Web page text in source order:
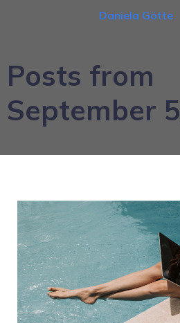
Daniela Götte
Posts from
September